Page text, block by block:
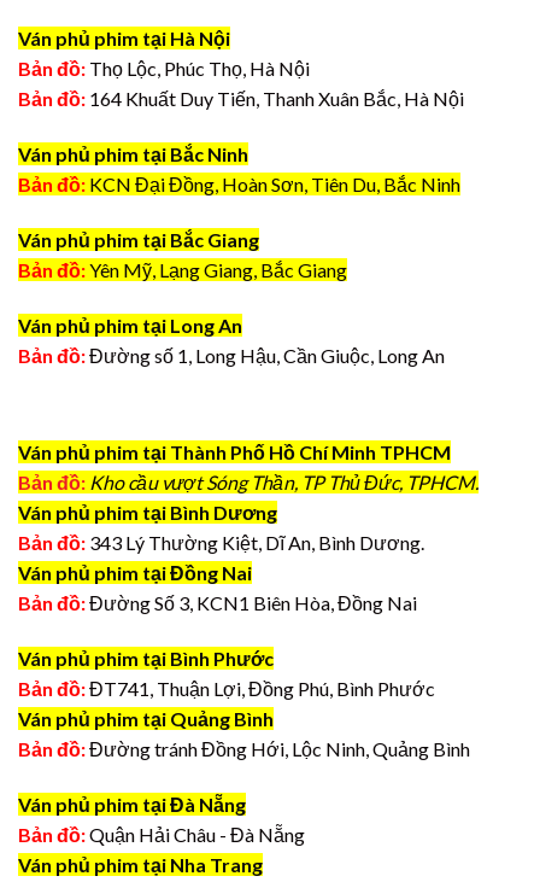
Ván phủ phim tại Hà Nội
Bản đồ: Thọ Lộc, Phúc Thọ, Hà Nội
Bản đồ: 164 Khuất Duy Tiến, Thanh Xuân Bắc, Hà Nội
Ván phủ phim tại Bắc Ninh
Bản đồ: KCN Đại Đồng, Hoàn Sơn, Tiên Du, Bắc Ninh
Ván phủ phim tại Bắc Giang
Bản đồ:Yên Mỹ, Lạng Giang, Bắc Giang
Ván phủ phim tại Long An
Bản đồ:Đường số 1, Long Hậu, Cần Giuộc, Long An
Ván phủ phim tại Thành Phố Hồ Chí Minh TPHCM
Bản đồ: Kho cầu vượt Sóng Thần, TP Thủ Đức, TPHCM.
Ván phủ phim tại Bình Dương
Bản đồ: 343 Lý Thường Kiệt, Dĩ An, Bình Dương.
Ván phủ phim tại Đồng Nai
Bản đồ:Đường Số 3, KCN1 Biên Hòa, Đồng Nai
Ván phủ phim tại Bình Phước
Bản đồ:ĐT741, Thuận Lợi, Đồng Phú, Bình Phước
Ván phủ phim tại Quảng Bình
Bản đồ:Đường tránh Đồng Hới, Lộc Ninh, Quảng Bình
Ván phủ phim tại Đà Nẵng
Bản đồ:Quận Hải Châu - Đà Nẵng
Ván phủ phim tại Nha Trang